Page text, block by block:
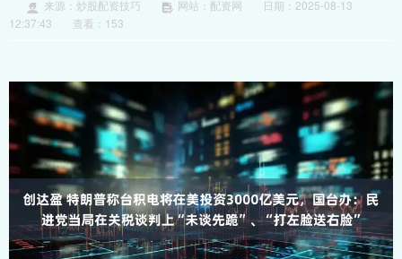
来源：炒股配资技巧 网站：配资网
日期：2025-08-13
12:37:43
查看：153